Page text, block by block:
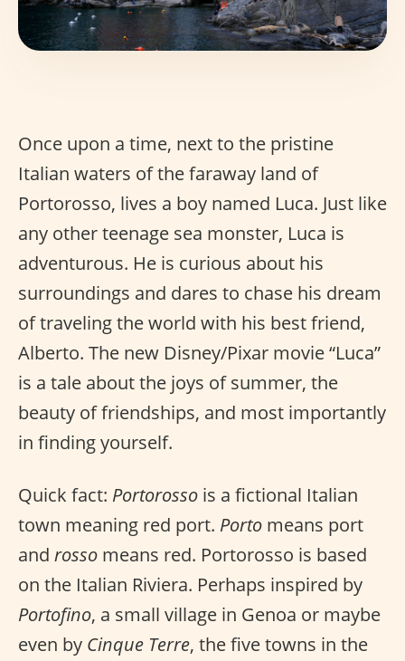
Once upon a time, next to the pristine
Italian waters of the faraway land of
Portorosso, lives a boy named Luca. Just like
any other teenage sea monster, Luca is
adventurous. He is curious about his
surroundings and dares to chase his dream
of traveling the world with his best friend,
Alberto. The new Disney/Pixar movie “Luca”
is a tale about the joys of summer, the
beauty of friendships, and most importantly
in finding yourself.
Quick fact: Portorosso is a fictional Italian
town meaning red port. Porto means port
and rosso means red. Portorosso is based
on the Italian Riviera. Perhaps inspired by
Portofino, a small village in Genoa or maybe
even by Cinque Terre, the five towns in the